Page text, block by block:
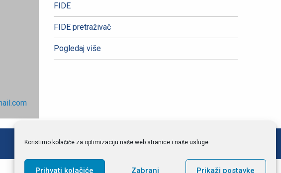
Koristimo kolačiće za optimizaciju naše web stranice i naše usluge.
Prihvati kolačiće Zabrani Prikaži postavke
FIDE
FIDE pretraživač
Pogledaj više